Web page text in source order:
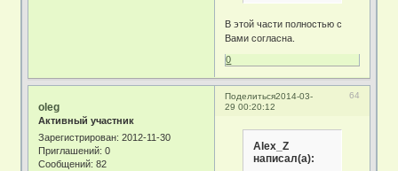
В этой части полностью с
Вами согласна.
0
Поделиться 64
2014-03-
29 00:20:12
oleg
Активный участник
Зарегистрирован: 2012-11-30
Приглашений: 0
Сообщений: 82
Alex_Z
написал(а):